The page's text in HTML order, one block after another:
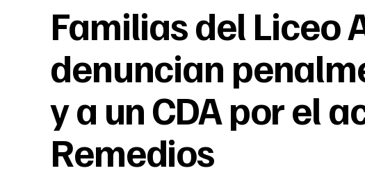
Familias del Liceo
denuncian
y a un CDA por el
Remedios